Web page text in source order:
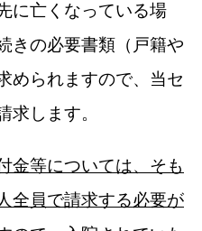
に亡くなっている場
きの必要書類（戸籍や
められますので、当セ
求します。
金等については、そも
全員で請求する必要が